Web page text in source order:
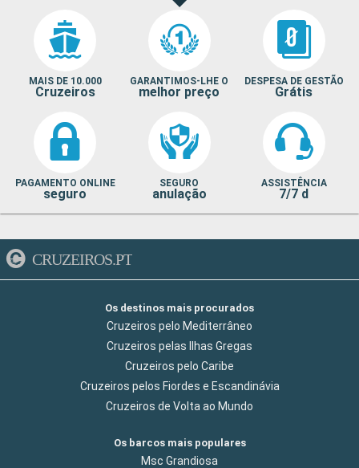
MAIS DE 10.000
Cruzeiros
GARANTIMOS-LHE O
melhor preço
DESPESA DE GESTÃO
Grátis
PAGAMENTO ONLINE
seguro
SEGURO
anulação
ASSISTÊNCIA
7/7 d
CRUZEIROS.PT
Os destinos mais procurados
Cruzeiros pelo Mediterrâneo
Cruzeiros pelas Ilhas Gregas
Cruzeiros pelo Caribe
Cruzeiros pelos Fiordes e Escandinávia
Cruzeiros de Volta ao Mundo
Os barcos mais populares
Msc Grandiosa